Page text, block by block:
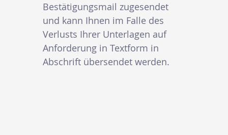
Bestätigungsmail zugesendet
und kann Ihnen im Falle des
Verlusts Ihrer Unterlagen auf
Anforderung in Textform in
Abschrift übersendet werden.